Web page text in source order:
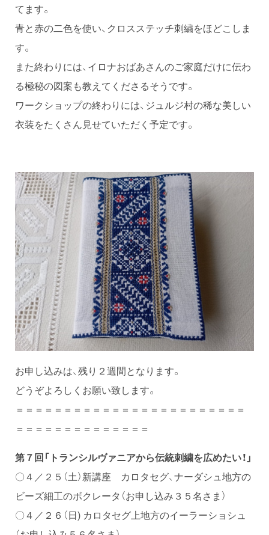
てます。
青と赤の二色を使い、クロスステッチ刺繍をほどこしま
す。
また終わりには、イロナおばあさんのご家庭だけに伝わ
る極秘の図案も教えてくださるそうです。
ワークショップの終わりには、ジュルジ村の稀な美しい
衣装をたくさん見せていただく予定です。
お申し込みは、残り２週間となります。
どうぞよろしくお願い致します。
＝＝＝＝＝＝＝＝＝＝＝＝＝＝＝＝＝＝＝＝＝＝＝＝
＝＝＝＝＝＝＝＝＝＝＝＝＝＝
第７回「トランシルヴァニアから伝統刺繍を広めたい！」
〇４／２５（土）新講座 カロタセグ、ナーダシュ地方の
ビーズ細工のボクレータ（お申し込み３５名さま）
〇４／２６（日) カロタセグ上地方のイーラーショシュ